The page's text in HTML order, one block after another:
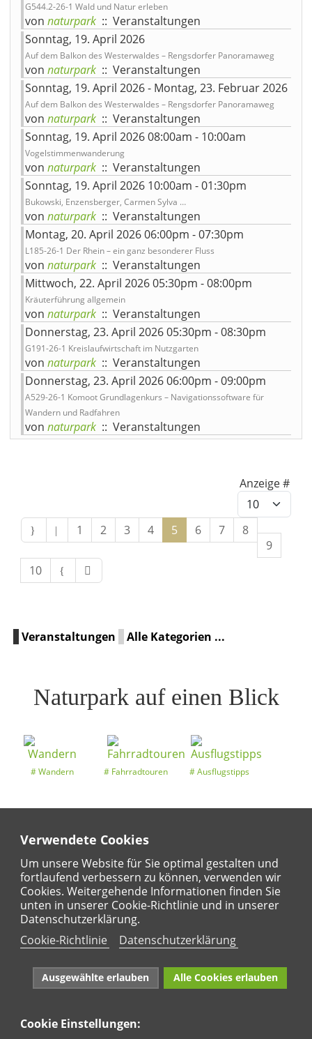
Verwendete Cookies
Um unsere Website für Sie optimal gestalten und
fortlaufend verbessern zu können, verwenden wir
Cookies. Weitergehende Informationen finden Sie
unten in unserer Cookie-Richtlinie und in unserer
Datenschutzerklärung.
Cookie-Richtlinie
Datenschutzerklärung
Ausgewählte erlauben Alle Cookies erlauben
Cookie Einstellungen:
G544.2-26-1 Wald und Natur erleben
von naturpark :: Veranstaltungen
Sonntag, 19. April 2026
Auf dem Balkon des Westerwaldes – Rengsdorfer Panoramaweg
von naturpark :: Veranstaltungen
Sonntag, 19. April 2026 - Montag, 23. Februar 2026
Auf dem Balkon des Westerwaldes – Rengsdorfer Panoramaweg
von naturpark :: Veranstaltungen
Sonntag, 19. April 2026 08:00am - 10:00am
Vogelstimmenwanderung
von naturpark :: Veranstaltungen
Sonntag, 19. April 2026 10:00am - 01:30pm
Bukowski, Enzensberger, Carmen Sylva …
von naturpark :: Veranstaltungen
Montag, 20. April 2026 06:00pm - 07:30pm
L185-26-1 Der Rhein – ein ganz besonderer Fluss
von naturpark :: Veranstaltungen
Mittwoch, 22. April 2026 05:30pm - 08:00pm
Kräuterführung allgemein
von naturpark :: Veranstaltungen
Donnerstag, 23. April 2026 05:30pm - 08:30pm
G191-26-1 Kreislaufwirtschaft im Nutzgarten
von naturpark :: Veranstaltungen
Donnerstag, 23. April 2026 06:00pm - 09:00pm
A529-26-1 Komoot Grundlagenkurs – Navigationssoftware für
Wandern und Radfahren
von naturpark :: Veranstaltungen
Anzeige #
1 2 3 4 5 6 7
8
9
10
Veranstaltungen Alle Kategorien ...
Naturpark auf einen Blick
Wandern Fahrradtouren Ausflugstipps
Entdeckertouren Ansichten
Regional
Karte
Naturpark Rhein-Westerwald e.V. · Marktstraße 88·